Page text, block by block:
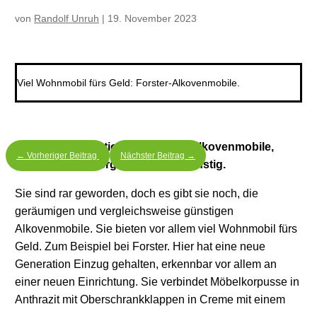
von Randolf Unruh | 19. November 2023
Viel Wohnmobil fürs Geld: Forster-Alkovenmobile.
Die neue Generation der Forster-Alkovenmobile,
geräumig und vergleichsweise günstig.
Sie sind rar geworden, doch es gibt sie noch, die
geräumigen und vergleichsweise günstigen
Alkovenmobile. Sie bieten vor allem viel Wohnmobil fürs
Geld. Zum Beispiel bei Forster. Hier hat eine neue
Generation Einzug gehalten, erkennbar vor allem an
einer neuen Einrichtung. Sie verbindet Möbelkorpusse in
Anthrazit mit Oberschrankklappen in Creme mit einem
← Vorheriger Beitrag Nächster Beitrag →